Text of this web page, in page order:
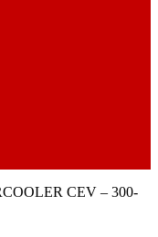
CEV – 300-